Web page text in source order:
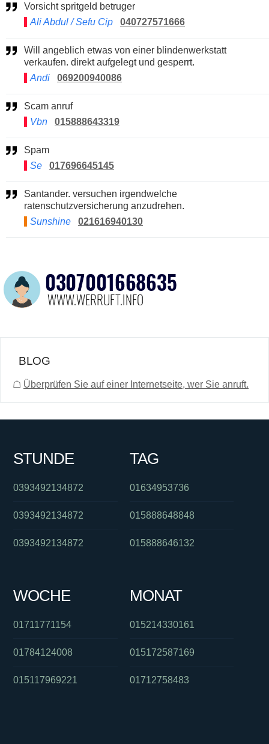
Vorsicht spritgeld betruger
Ali Abdul / Sefu Cip
040727571666
Will angeblich etwas von einer blindenwerkstatt
verkaufen. direkt aufgelegt und gesperrt.
Andi
069200940086
Scam anruf
Vbn
015888643319
Spam
Se
017696645145
Santander. versuchen irgendwelche
ratenschutzversicherung anzudrehen.
Sunshine
021616940130
BLOG
☖ Überprüfen Sie auf einer Internetseite, wer Sie anruft.
STUNDE
0393492134872
0393492134872
0393492134872
TAG
01634953736
015888648848
015888646132
WOCHE
01711771154
01784124008
015117969221
MONAT
015214330161
015172587169
01712758483